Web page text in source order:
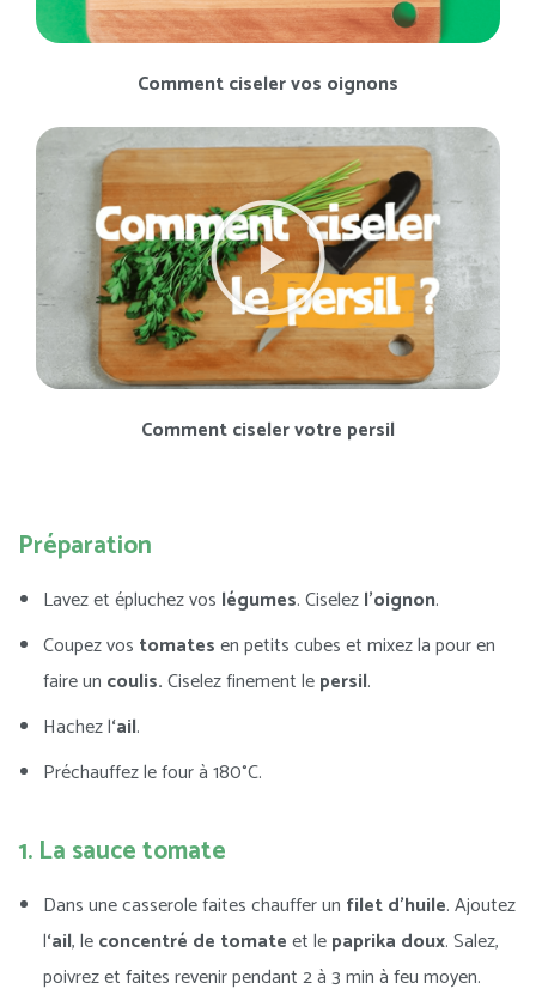
Comment ciseler vos oignons
Comment ciseler votre persil
Préparation
Lavez et épluchez vos légumes. Ciselezl’oignon.
Coupez vos tomatesen petits cubes et mixez la pour en
faire un coulis.Ciselez finement lepersil.
Hachez l‘ail.
Préchauffez le four à 180°C.
1. La sauce tomate
Dans une casserole faites chauffer un filet d’huile. Ajoutez
l‘ail, leconcentré de tomateet lepaprika doux. Salez,
poivrez et faites revenir pendant 2 à 3 min à feu moyen.